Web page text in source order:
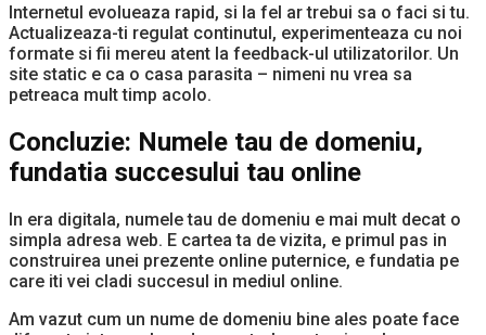
Internetul evolueaza rapid, si la fel ar trebui sa o faci si tu.
Actualizeaza-ti regulat continutul, experimenteaza cu noi
formate si fii mereu atent la feedback-ul utilizatorilor. Un
site static e ca o casa parasita – nimeni nu vrea sa
petreaca mult timp acolo.
Concluzie: Numele tau de domeniu,
fundatia succesului tau online
In era digitala, numele tau de domeniu e mai mult decat o
simpla adresa web. E cartea ta de vizita, e primul pas in
construirea unei prezente online puternice, e fundatia pe
care iti vei cladi succesul in mediul online.
Am vazut cum un nume de domeniu bine ales poate face